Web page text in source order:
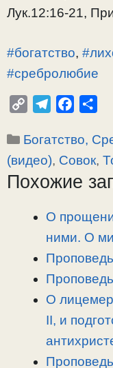
Лук.12:16-21,
#богатство,
#сребролюбие
p
y
L
l
e
g
a
c
e
b
п
р
а
Рубрики
Богатство,
(видео), Совок,
Похожие
О
ними. О
О
II, и